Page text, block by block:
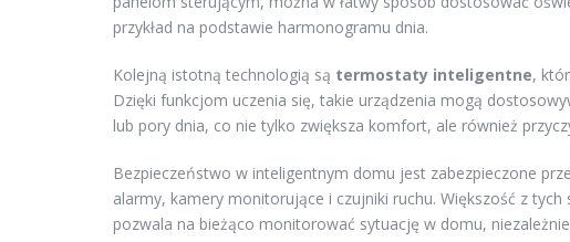
przykład na podstawie harmonogramu dnia.
Kolejną istotną technologią są termostaty inteligentne,
Dzięki funkcjom uczenia się, takie urządzenia mogą
lub pory dnia, co nie tylko zwiększa komfort, ale również
Bezpieczeństwo w inteligentnym domu jest zabezpieczone
alarmy, kamery monitorujące i czujniki ruchu. Większość z
pozwala na bieżąco monitorować sytuację w domu,